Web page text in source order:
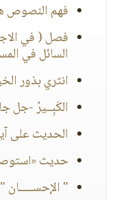
فهم النصوص
فصل ( في
السائل في
انثري بذور
الكَبِــيرُ -جل
الحديث على
حديث
" الإحســـــان "